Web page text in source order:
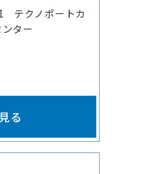
テクノポートカ
ター
る